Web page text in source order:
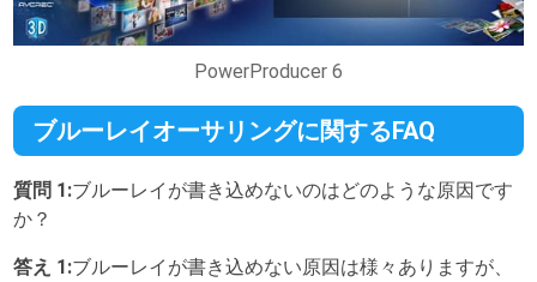
PowerProducer 6
ブルーレイオーサリングに関するFAQ
質問 1:ブルーレイが書き込めないのはどのような原因です
か？
答え 1:ブルーレイが書き込めない原因は様々ありますが、